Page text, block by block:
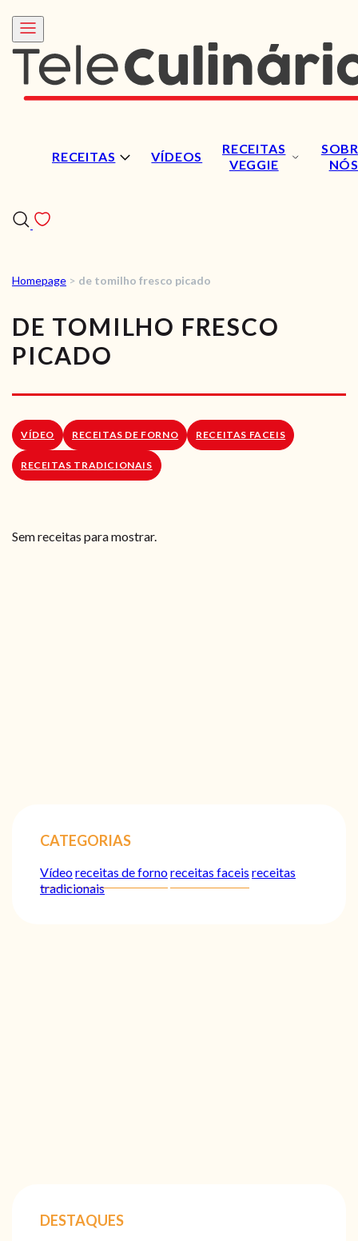
RECEITAS VÍDEOS
RECEITAS
VEGGIE
NÓS
RECEITAS
VÍDEOS
LOJA ONLINE
Homepage > de tomilho fresco picado
DE TOMILHO FRESCO
PICADO
VÍDEO RECEITAS DE FORNO RECEITAS FACEIS
RECEITAS TRADICIONAIS
Sem receitas para mostrar.
CATEGORIAS
Vídeoreceitas de fornoreceitas faceis receitas
tradicionais
DESTAQUES